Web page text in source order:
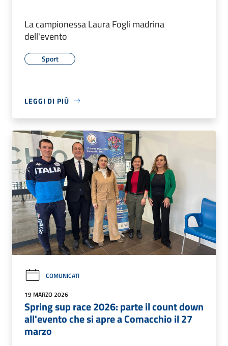
La campionessa Laura Fogli madrina
dell'evento
Sport
LEGGI DI PIÙ
COMUNICATI
19 MARZO 2026
Spring sup race 2026: parte il count down
all'evento che si apre a Comacchio il 27
marzo